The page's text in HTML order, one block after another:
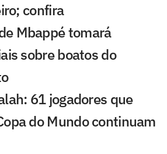
confira
Mbappé tomará
sobre boatos do
61 jogadores que
do Mundo continuam